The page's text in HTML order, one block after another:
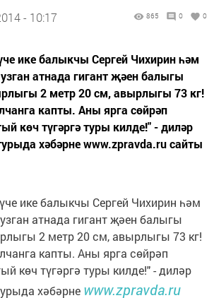
- 10:17 865 0 0
ике балыкчы Сергей Чихирин һәм
атнада гигант җәен балыгы
2 метр 20 см, авырлыгы 73 кг!
капты. Аны ярга сөйрәп
көч түгәргә туры килде!" - диләр
хәбәрне www.zpravda.ru сайты
ике балыкчы Сергей Чихирин һәм
атнада гигант җәен балыгы
2 метр 20 см, авырлыгы 73 кг!
капты. Аны ярга сөйрәп
көч түгәргә туры килде!" - диләр
хәбәрне www.zpravda.ru